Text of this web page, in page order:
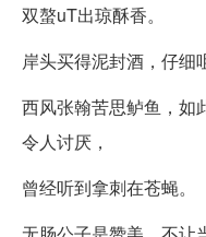
双螯uT出琼酥香。
岸头买得泥封酒，仔细
西风张翰苦思鲈鱼，如
令人讨厌，
曾经听到拿刺在苍蝇。